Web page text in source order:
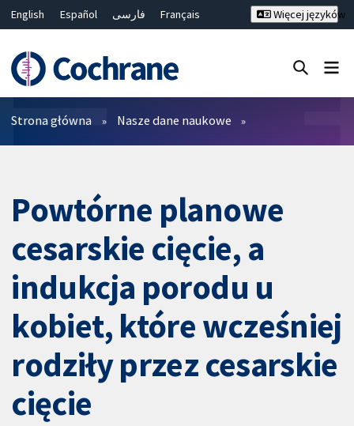
English Español فارسی
Français
Bahasa Malaysia
ไทย
繁體中文
简体中文
Więcej języków
Filtry
Strona główna Nasze dane naukowe
Powtórne planowe
cesarskie cięcie, a
indukcja porodu u
kobiet, które wcześniej
rodziły przez cesarskie
cięcie